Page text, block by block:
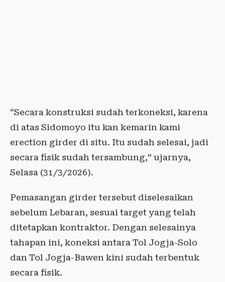
“Secara konstruksi sudah terkoneksi, karena
di atas Sidomoyo itu kan kemarin kami
erection girder di situ. Itu sudah selesai, jadi
secara fisik sudah tersambung,” ujarnya,
Selasa (31/3/2026).
Pemasangan girder tersebut diselesaikan
sebelum Lebaran, sesuai target yang telah
ditetapkan kontraktor. Dengan selesainya
tahapan ini, koneksi antara Tol Jogja-Solo
dan Tol Jogja-Bawen kini sudah terbentuk
secara fisik.